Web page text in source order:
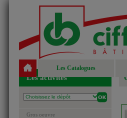
Les Catalogues
Les activités
Gros oeuvre